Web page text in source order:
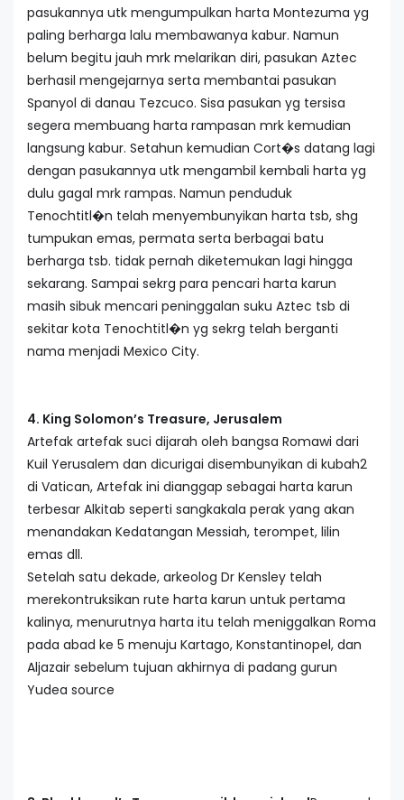
pasukannya utk mengumpulkan harta Montezuma yg
paling berharga lalu membawanya kabur. Namun
belum begitu jauh mrk melarikan diri, pasukan Aztec
berhasil mengejarnya serta membantai pasukan
Spanyol di danau Tezcuco. Sisa pasukan yg tersisa
segera membuang harta rampasan mrk kemudian
langsung kabur. Setahun kemudian Cort�s datang lagi
dengan pasukannya utk mengambil kembali harta yg
dulu gagal mrk rampas. Namun penduduk
Tenochtitl�n telah menyembunyikan harta tsb, shg
tumpukan emas, permata serta berbagai batu
berharga tsb. tidak pernah diketemukan lagi hingga
sekarang. Sampai sekrg para pencari harta karun
masih sibuk mencari peninggalan suku Aztec tsb di
sekitar kota Tenochtitl�n yg sekrg telah berganti
nama menjadi Mexico City.
4. King Solomon’s Treasure, Jerusalem
Artefak artefak suci dijarah oleh bangsa Romawi dari
Kuil Yerusalem dan dicurigai disembunyikan di kubah2
di Vatican, Artefak ini dianggap sebagai harta karun
terbesar Alkitab seperti sangkakala perak yang akan
menandakan Kedatangan Messiah, terompet, lilin
emas dll.
Setelah satu dekade, arkeolog Dr Kensley telah
merekontruksikan rute harta karun untuk pertama
kalinya, menurutnya harta itu telah meniggalkan Roma
pada abad ke 5 menuju Kartago, Konstantinopel, dan
Aljazair sebelum tujuan akhirnya di padang gurun
Yudea source